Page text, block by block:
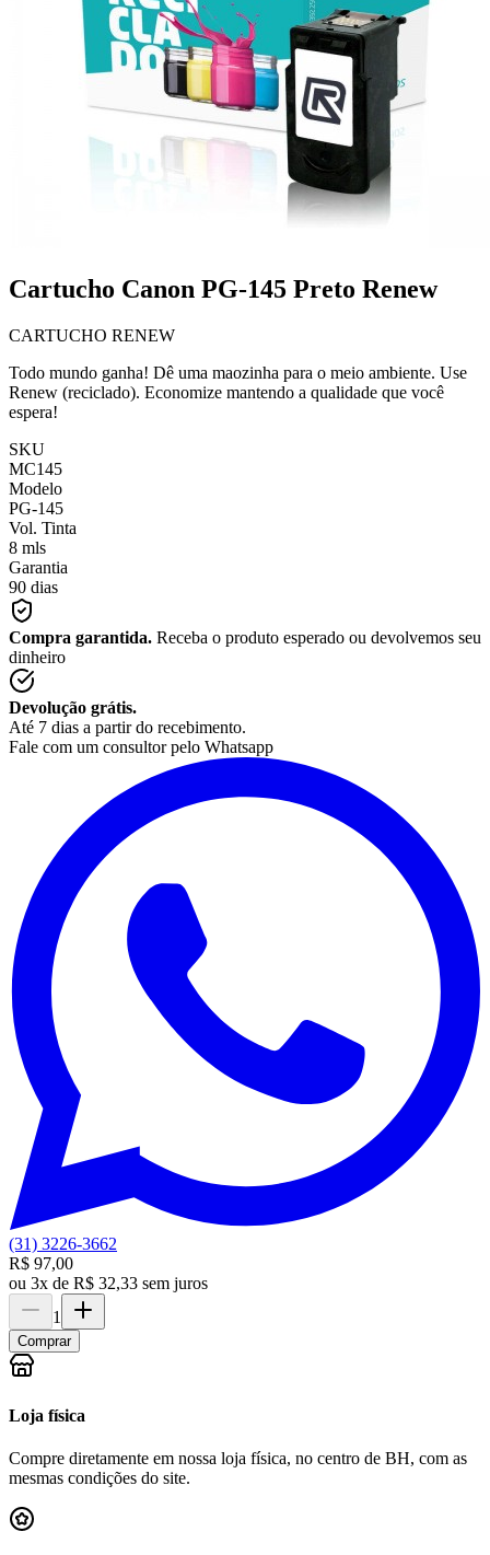
Cartucho Canon PG-145 Preto Renew
CARTUCHO RENEW
Todo mundo ganha! Dê uma maozinha para o meio ambiente. Use
Renew (reciclado). Economize mantendo a qualidade que você
espera!
SKU
MC145
Modelo
PG-145
Vol. Tinta
8 mls
Garantia
90 dias
Compra garantida. Receba o produto esperado ou devolvemos seu
dinheiro
Devolução grátis.
Até 7 dias a partir do recebimento.
Fale com um consultor pelo Whatsapp
(31) 3226-3662
R$ 97,00
ou 3x de R$ 32,33 sem juros
1
Comprar
Loja física
Compre diretamente em nossa loja física, no centro de BH, com as
mesmas condições do site.